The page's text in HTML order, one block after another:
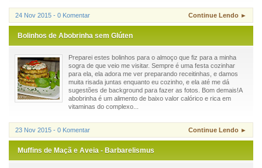
24 Nov 2015 - 0 Komentar Continue Lendo ►
Bolinhos de Abobrinha sem Glúten
Preparei estes bolinhos para o almoço que fiz para a minha
sogra de que veio me visitar. Sempre é uma festa cozinhar
para ela, ela adora me ver preparando receitinhas, e damos
muita risada juntas enquanto eu cozinho, e ela até me dá
sugestões de background para fazer as fotos. Bom demais!A
abobrinha é um alimento de baixo valor calórico e rica em
vitaminas do complexo...
23 Nov 2015 - 0 Komentar Continue Lendo ►
Muffins de Maçã e Aveia - Barbarelismus